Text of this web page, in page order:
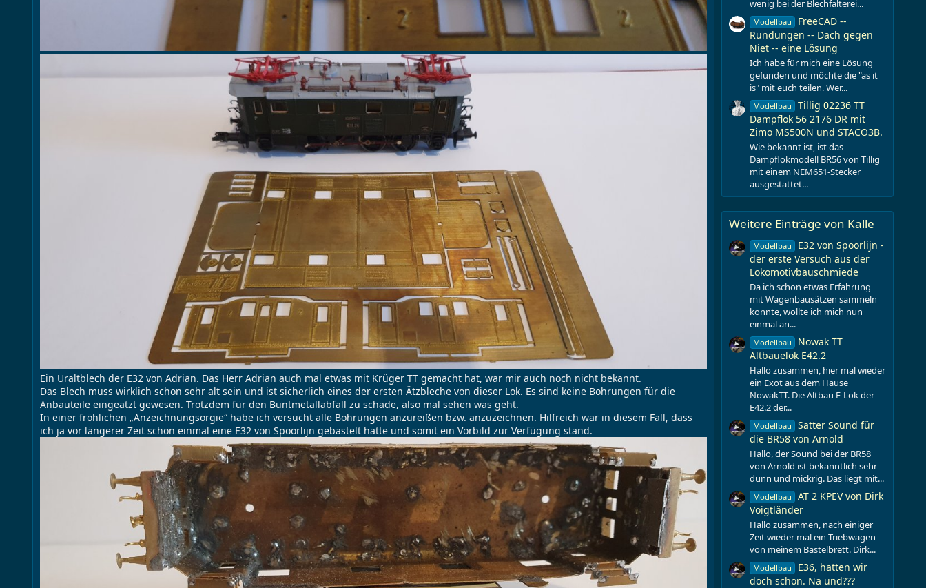
Ein Uraltblech der E32 von Adrian. Das Herr Adrian auch mal etwas mit Krüger TT gemacht hat, war mir auch noch nicht bekannt.
Das Blech muss wirklich schon sehr alt sein und ist sicherlich eines der ersten Ätzbleche von dieser Lok. Es sind keine Bohrungen für die
Anbauteile eingeätzt gewesen. Trotzdem für den Buntmetallabfall zu schade, also mal sehen was geht.
In einer fröhlichen „Anzeichnungsorgie“ habe ich versucht alle Bohrungen anzureißen bzw. anzuzeichnen. Hilfreich war in diesem Fall, dass
ich ja vor längerer Zeit schon einmal eine E32 von Spoorlijn gebastelt hatte und somit ein Vorbild zur Verfügung stand.
wenig bei der Blechfalterei...
Modellbau
FreeCAD --
Rundungen -- Dach gegen
Niet -- eine Lösung
Ich habe für mich eine Lösung
gefunden und möchte die "as it
is" mit euch teilen. Wer...
Modellbau
Tillig 02236 TT
Dampflok 56 2176 DR mit
Zimo MS500N und STACO3B.
Wie bekannt ist, ist das
Dampflokmodell BR56 von Tillig
mit einem NEM651-Stecker
ausgestattet...
Weitere Einträge von Kalle
Modellbau
E32 von Spoorlijn -
der erste Versuch aus der
Lokomotivbauschmiede
Da ich schon etwas Erfahrung
mit Wagenbausätzen sammeln
konnte, wollte ich mich nun
einmal an...
Modellbau
Nowak TT
Altbauelok E42.2
Hallo zusammen, hier mal wieder
ein Exot aus dem Hause
NowakTT. Die Altbau E-Lok der
E42.2 der...
Modellbau
Satter Sound für
die BR58 von Arnold
Hallo, der Sound bei der BR58
von Arnold ist bekanntlich sehr
dünn und mickrig. Das liegt mit...
Modellbau
AT 2 KPEV von Dirk
Voigtländer
Hallo zusammen, nach einiger
Zeit wieder mal ein Triebwagen
von meinem Bastelbrett. Dirk...
Modellbau
E36, hatten wir
doch schon. Na und???